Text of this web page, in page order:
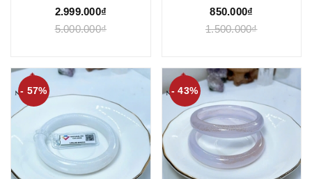
hương ni 55 mm ( Kèm kđ
type A) - Ngọc Quý
2.999.000₫
5.000.000₫
ánh tím tự nhiên chất 3A
bản 9-11mm - Ngọc Quý
850.000₫
1.500.000₫
- 57% - 43%